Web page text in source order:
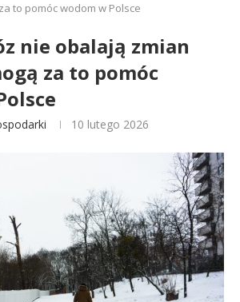
to pomóc wodom w Polsce
nie obalają zmian
za to pomóc
10 lutego 2026